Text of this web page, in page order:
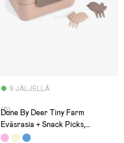
9 JÄLJELLÄ
(0)
Done By Deer Tiny Farm
Eväsrasia + Snack Picks,
Powder